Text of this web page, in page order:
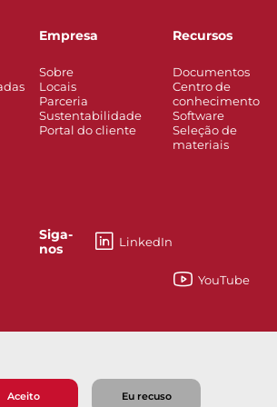
Aceito Eu recuso
Empresa
Sobre
Locais
Parceria
Sustentabilidade
Portal do cliente
Siga-
nos
LinkedIn
Recursos
Documentos
Centro de
conhecimento
Software
Seleção de
materiais
YouTube